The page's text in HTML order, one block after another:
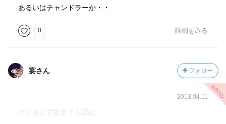
あるいはチャンドラーか・・
0 詳細をみる
宴さん フォロー
2013.04.11
とりあえず原文でも読む